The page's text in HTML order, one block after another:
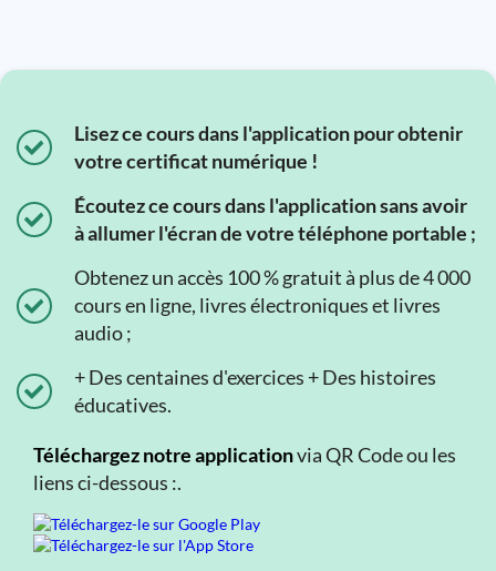
Lisez ce cours dans l'application pour obtenir
votre certificat numérique !
Écoutez ce cours dans l'application sans avoir
à allumer l'écran de votre téléphone portable ;
Obtenez un accès 100 % gratuit à plus de 4 000
cours en ligne, livres électroniques et livres
audio ;
+ Des centaines d'exercices + Des histoires
éducatives.
Téléchargez notre applicationvia QR Code ou les
liens ci-dessous :.